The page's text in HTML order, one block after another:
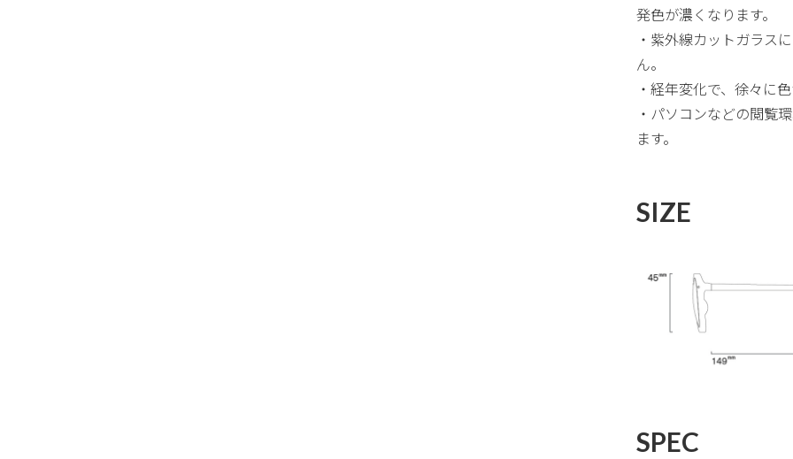
発色が濃くなります。
・紫外線カットガラス
ん。
・経年変化で、徐々に
・パソコンなどの閲覧
ます。
SIZE
SPEC